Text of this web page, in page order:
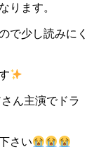
ります。
で少し読みにく
ん主演でドラ
さい